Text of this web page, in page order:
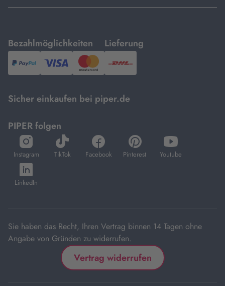
Bezahlmöglichkeiten
mit
PayPal,Visa
und
Lieferung
mit
DHL.
Sicher einkaufen bei piper.de
PIPER folgen
Instagram
öffnet
in
neuem
Tab
TikTok
öffnet
in
Facebook
öffnet
in
Pinterest
öffnet
in
Youtube
öffnet
in
LinkedIn
öffnet
in
Sie haben das Recht, Ihren Vertrag binnen 14 Tagen ohne
Angabe von Gründen zu widerrufen.
Vertrag widerrufen